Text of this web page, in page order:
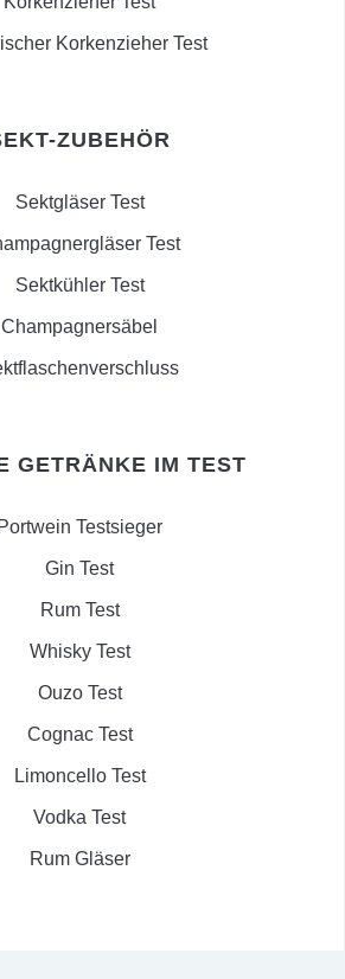
Korkenzieher Test
ZUBEHÖR
Sektgläser Test
Test
Sektkühler Test
Champagnersäbel
GETRÄNKE IM TEST
Portwein Testsieger
Gin Test
Rum Test
Whisky Test
Ouzo Test
Cognac Test
Limoncello Test
Vodka Test
Rum Gläser